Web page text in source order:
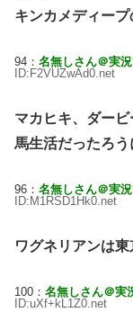
キンカメディー
94： 名無しさん＠実
ID:F2VUZwAd0.net
マカヒキ、ダー
馬生活だったろう
96： 名無しさん＠実
ID:M1RSD1Hk0.net
ワグネリアンは
100： 名無しさん＠実
ID:uXf+kL1Z0.net